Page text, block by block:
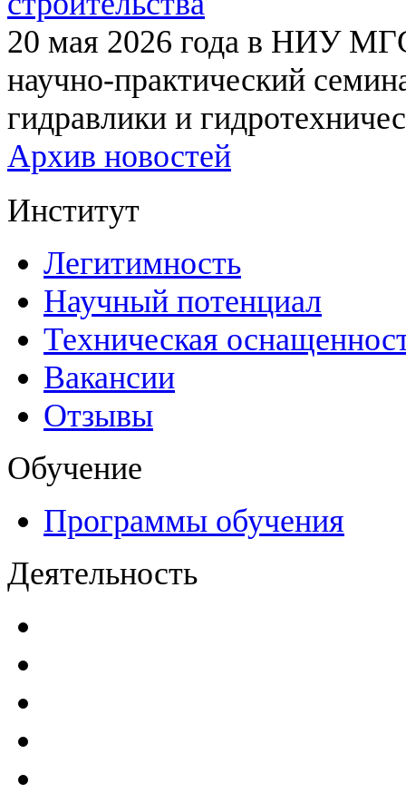
20 мая 2026 года в НИУ
научно-практический
гидравлики и
Архив новостей
Институт
Легитимность
Научный потенциал
Техническая
Вакансии
Отзывы
Обучение
Программы обучения
Деятельность